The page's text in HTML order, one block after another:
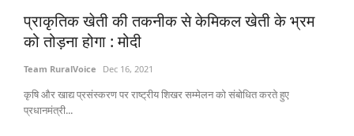
प्राकृतिक खेती की तकनीक से केमिकल खेती के भ्रम
को तोड़ना होगा : मोदी
Team RuralVoice Dec 16, 2021
कृषि और खाद्य प्रसंस्करण पर राष्ट्रीय शिखर सम्मेलन को संबोधित करते हुए
प्रधानमंत्री...